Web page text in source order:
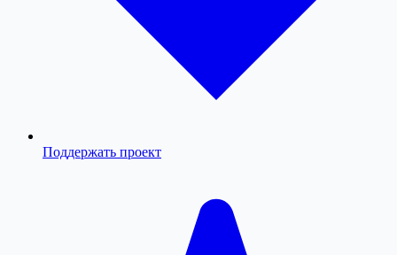
Поддержать проект